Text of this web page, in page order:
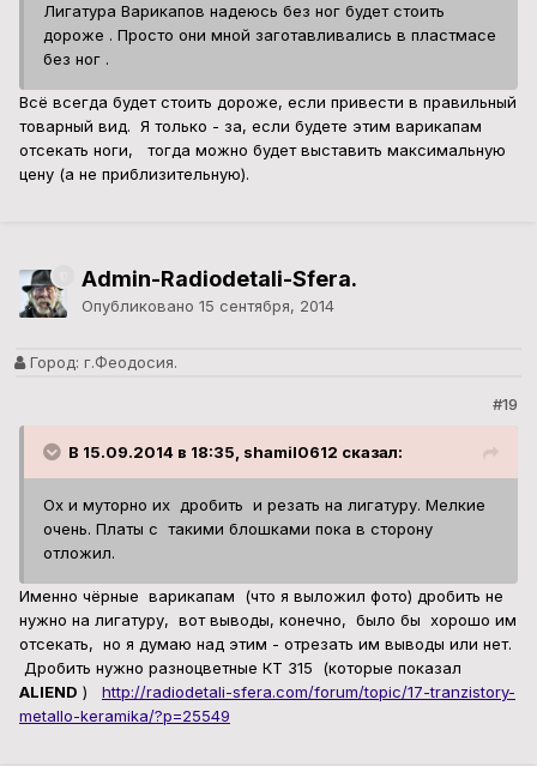
Лигатура Варикапов надеюсь без ног будет стоить
дороже . Просто они мной заготавливались в пластмасе
без ног .
Всё всегда будет стоить дороже, если привести в правильный
товарный вид. Я только - за, если будете этим варикапам
отсекать ноги, тогда можно будет выставить максимальную
цену (а не приблизительную).
Admin-Radiodetali-Sfera.
Опубликовано 15 сентября, 2014
Город: г.Феодосия.
#19
В 15.09.2014 в 18:35, shamil0612 сказал:
Ох и муторно их дробить и резать на лигатуру. Мелкие
очень. Платы с такими блошками пока в сторону
отложил.
Именно чёрные варикапам (что я выложил фото) дробить не
нужно на лигатуру, вот выводы, конечно, было бы хорошо им
отсекать, но я думаю над этим - отрезать им выводы или нет.
Дробить нужно разноцветные КТ 315 (которые показал
ALIEND ) http://radiodetali-sfera.com/forum/topic/17-tranzistory-
metallo-keramika/?p=25549